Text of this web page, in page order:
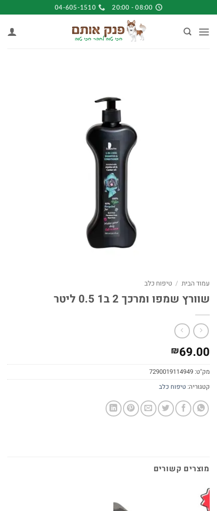
to
content
08:00 - 20:00
04-605-1510
עמוד הבית / טיפוח כלב
שוורץ שמפו ומרכך 2 ב1 0.5 ליטר
₪69.00
מק"ט: 7290019114949
קטגוריה: טיפוח כלב
מוצרים קשורים